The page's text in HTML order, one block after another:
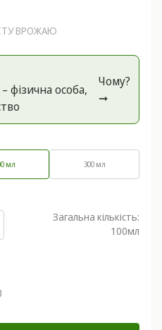
ВРОЖАЮ
фізична особа,
Чому?
➞
мл 300 мл
Загальна кількість:
100мл